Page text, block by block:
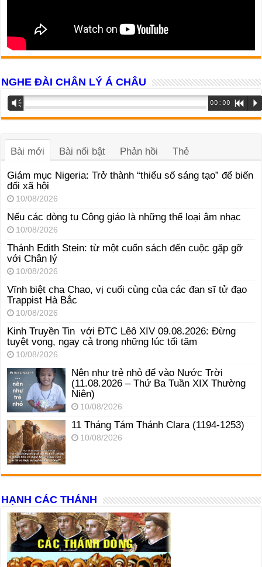
NGHE ĐÀI CHÂN LÝ Á CHÂU
Trình
phát
âm
Vm 00:00 R P
Bài mới Bài nổi bật Phản hồi Thẻ
Giám mục Nigeria: Trở thành “thiểu số sáng tạo” để biến
đổi xã hội
10/08/2026
Nếu các dòng tu Công giáo là những thể loại âm nhạc
10/08/2026
Thánh Edith Stein: từ một cuốn sách đến cuộc gặp gỡ
với Chân lý
10/08/2026
Vĩnh biệt cha Chao, vị cuối cùng của các đan sĩ tử đạo
Trappist Hà Bắc
10/08/2026
Kinh Truyền Tin với ĐTC Lêô XIV 09.08.2026: Đừng
tuyệt vọng, ngay cả trong những lúc tối tăm
10/08/2026
Nên như trẻ nhỏ để vào Nước Trời
(11.08.2026 – Thứ Ba Tuần XIX Thường
Niên)
10/08/2026
11 Tháng Tám Thánh Clara (1194-1253)
10/08/2026
HẠNH CÁC THÁNH